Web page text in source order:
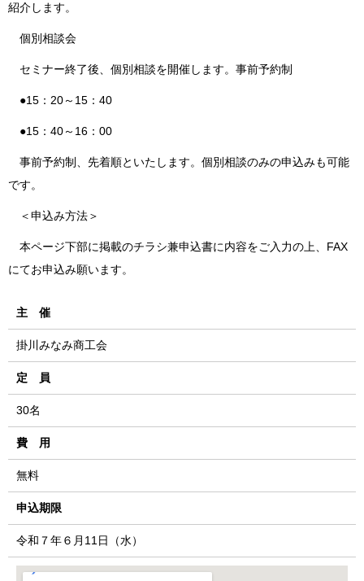
紹介します。
個別相談会
セミナー終了後、個別相談を開催します。事前予約制
●15：20～15：40
●15：40～16：00
事前予約制、先着順といたします。個別相談のみの申込みも可能
です。
＜申込み方法＞
本ページ下部に掲載のチラシ兼申込書に内容をご入力の上、FAX
にてお申込み願います。
主 催
掛川みなみ商工会
定 員
30名
費 用
無料
申込期限
令和７年６月11日（水）